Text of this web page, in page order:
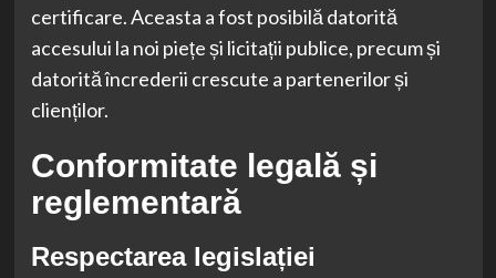
certificare. Aceasta a fost posibilă datorită
accesului la noi piețe și licitații publice, precum și
datorită încrederii crescute a partenerilor și
clienților.
Conformitate legală și
reglementară
Respectarea legislației